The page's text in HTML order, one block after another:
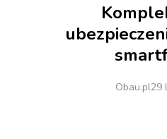
Obau.pl29